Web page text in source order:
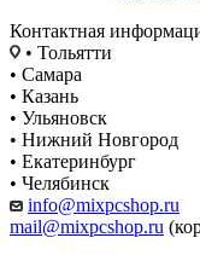
Контактная
• Тольятти
• Самара
• Казань
• Ульяновск
• Нижний Новгород
• Екатеринбург
• Челябинск
info@mixpcshop.ru
mail@mixpcshop.ru